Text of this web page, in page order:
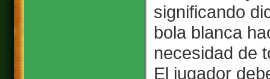
significando
bola blanca
necesidad de
El jugador